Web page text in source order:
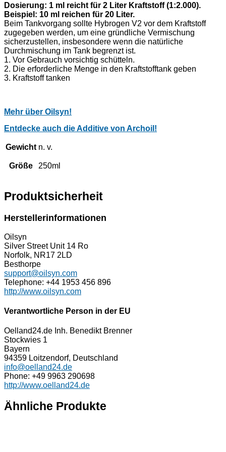
Dosierung: 1 ml reicht für 2 Liter Kraftstoff (1:2.000).
Beispiel: 10 ml reichen für 20 Liter.
Beim Tankvorgang sollte Hybrogen V2 vor dem Kraftstoff
zugegeben werden, um eine gründliche Vermischung
sicherzustellen, insbesondere wenn die natürliche
Durchmischung im Tank begrenzt ist.
1. Vor Gebrauch vorsichtig schütteln.
2. Die erforderliche Menge in den Kraftstofftank geben
3. Kraftstoff tanken
Mehr über Oilsyn!
Entdecke auch die Additive von Archoil!
Gewicht n. v.
Größe 250ml
Produktsicherheit
Herstellerinformationen
Oilsyn
Silver Street Unit 14 Ro
Norfolk, NR17 2LD
Besthorpe
support@oilsyn.com
Telephone: +44 1953 456 896
http://www.oilsyn.com
Verantwortliche Person in der EU
Oelland24.de Inh. Benedikt Brenner
Stockwies 1
Bayern
94359 Loitzendorf, Deutschland
info@oelland24.de
Phone: +49 9963 290698
http://www.oelland24.de
Ähnliche Produkte